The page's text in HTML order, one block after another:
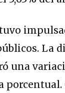
La
una